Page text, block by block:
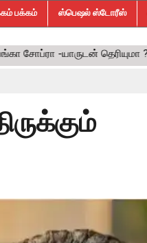
பக்கம் ஸ்பெஷல் ஸ்டோரீஸ்